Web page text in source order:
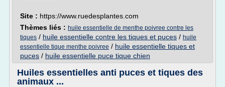
Site : https://www.ruedesplantes.com
Thèmes liés : huile essentielle de menthe poivree contre les
tiques / huile essentielle contre les tiques et puces / huile
essentielle tique menthe poivree / huile essentielle tiques et
puces / huile essentielle puce tique chien
Huiles essentielles anti puces et tiques des
animaux ...